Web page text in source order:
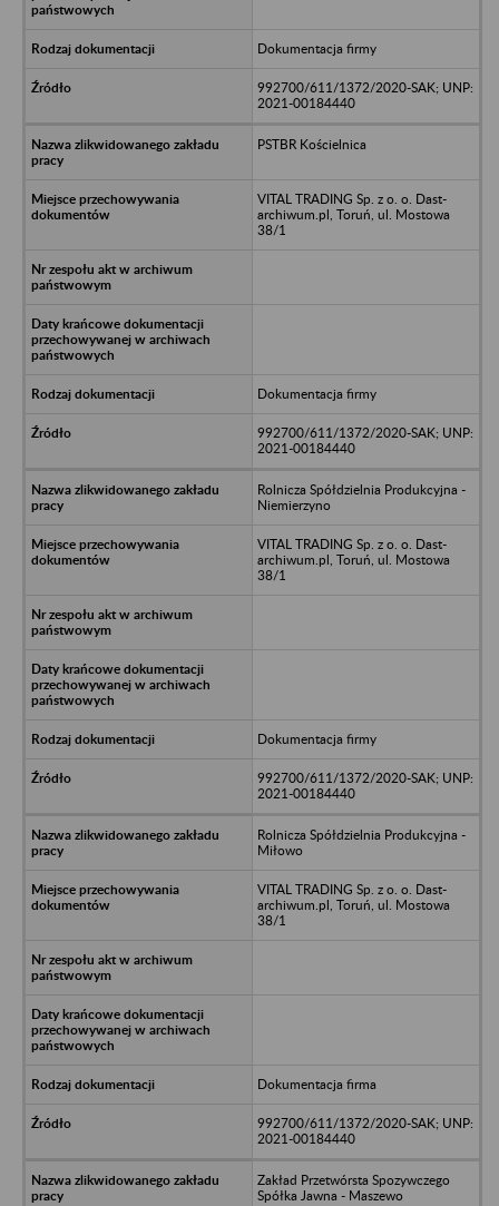
Dokumentacja firmy
992700/611/1372/2020-SAK; UNP:
2021-00184440
PSTBR Kościelnica
VITAL TRADING Sp. z o. o. Dast-
archiwum.pl, Toruń, ul. Mostowa
38/1
Dokumentacja firmy
992700/611/1372/2020-SAK; UNP:
2021-00184440
Rolnicza Spółdzielnia Produkcyjna -
Niemierzyno
VITAL TRADING Sp. z o. o. Dast-
archiwum.pl, Toruń, ul. Mostowa
38/1
Dokumentacja firmy
992700/611/1372/2020-SAK; UNP:
2021-00184440
Rolnicza Spółdzielnia Produkcyjna -
Miłowo
VITAL TRADING Sp. z o. o. Dast-
archiwum.pl, Toruń, ul. Mostowa
38/1
Dokumentacja firma
992700/611/1372/2020-SAK; UNP:
2021-00184440
Zakład Przetwórsta Spozywczego
Spółka Jawna - Maszewo